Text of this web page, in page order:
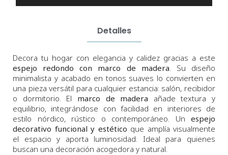
Detalles
Decora tu hogar con elegancia y calidez gracias a este
espejo redondo con marco de madera. Su diseño
minimalista y acabado en tonos suaves lo convierten en
una pieza versátil para cualquier estancia: salón, recibidor
o dormitorio. El marco de madera añade textura y
equilibrio, integrándose con facilidad en interiores de
estilo nórdico, rústico o contemporáneo. Un espejo
decorativo funcional y estético que amplía visualmente
el espacio y aporta luminosidad. Ideal para quienes
buscan una decoración acogedora y natural.